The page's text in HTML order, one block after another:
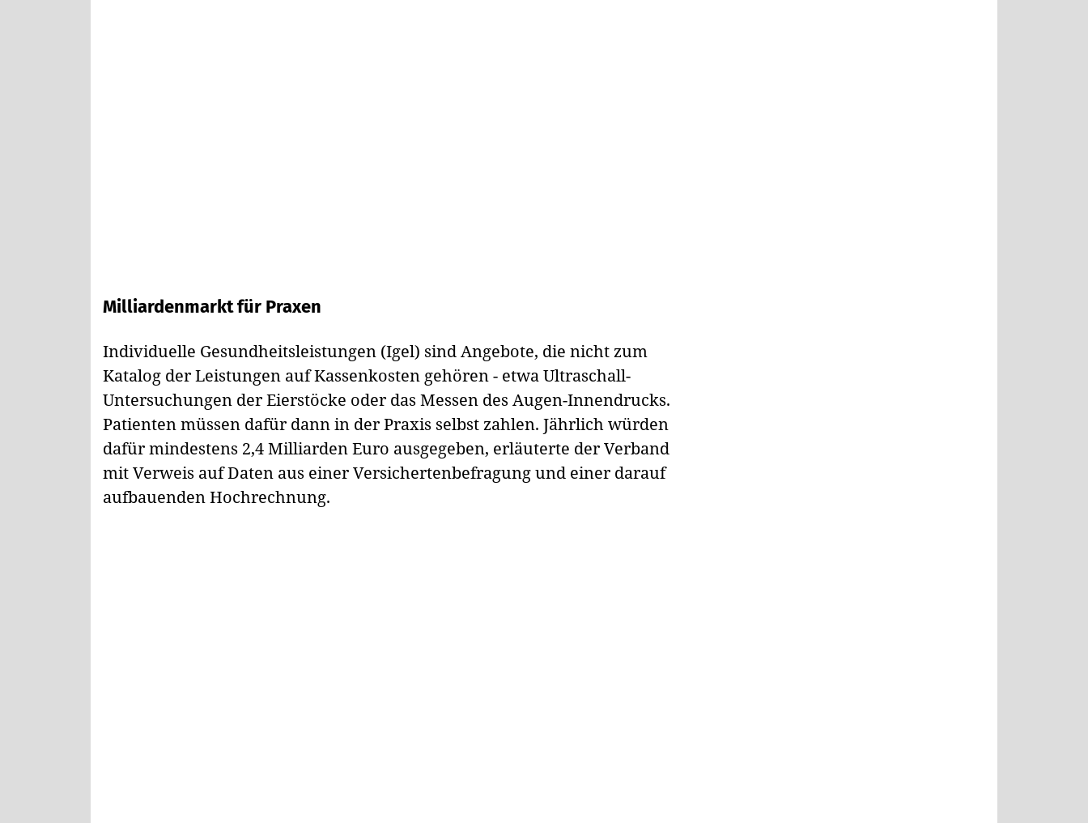
Milliardenmarkt für Praxen
Individuelle Gesundheitsleistungen (Igel) sind Angebote, die nicht zum
Katalog der Leistungen auf Kassenkosten gehören - etwa Ultraschall-
Untersuchungen der Eierstöcke oder das Messen des Augen-Innendrucks.
Patienten müssen dafür dann in der Praxis selbst zahlen. Jährlich würden
dafür mindestens 2,4 Milliarden Euro ausgegeben, erläuterte der Verband
mit Verweis auf Daten aus einer Versichertenbefragung und einer darauf
aufbauenden Hochrechnung.